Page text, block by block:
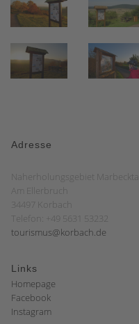
Adresse
Naherholungsgebiet Marbecktal
Am Ellerbruch
34497 Korbach
Telefon: +49 5631 53232
tourismus@korbach.de
Links
Homepage
Facebook
Instagram